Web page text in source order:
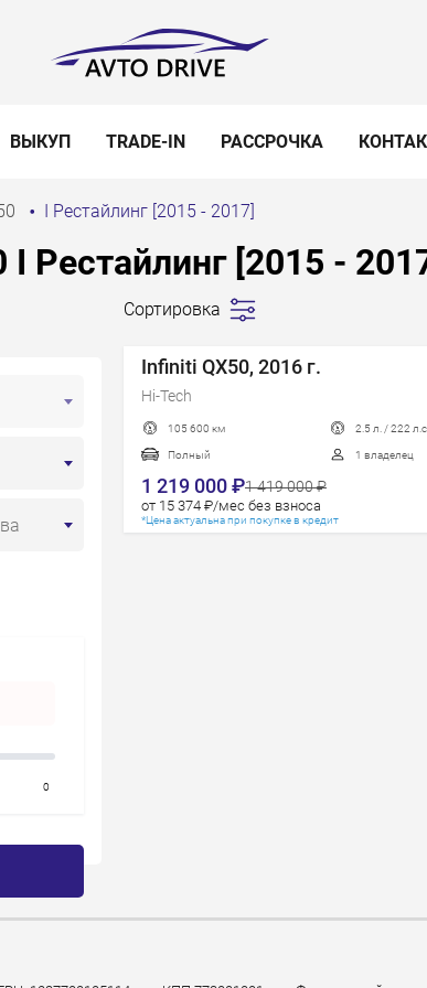
ВЫКУП TRADE-IN РАССРОЧКА
I Рестайлинг [2015 - 2017]
Рестайлинг [2015 -
Сортировка
дешевле
Сначала
дороже
Пробег
Год новее
Год старше
Infiniti QX50, 2016 г.
Hi-Tech
105 600 км 2.5 л. / 222 л.с.
Полный 1 владелец
1 219 000 ₽1 419 000 ₽
от 15 374 ₽/мес без взноса
*Цена актуальна при покупке в кредит
0